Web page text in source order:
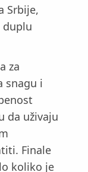
Srbije,
duplu
za
snagu i
da uživaju
Finale
koliko je